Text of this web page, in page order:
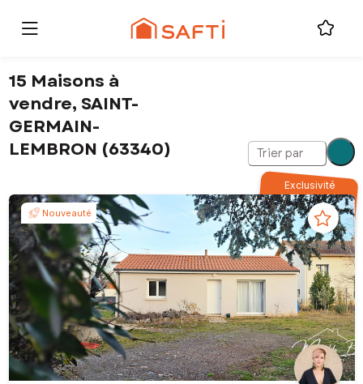
15 Maisons à
vendre, SAINT-
GERMAIN-
LEMBRON (63340)
Trier par
Exclusivité
Nouveauté